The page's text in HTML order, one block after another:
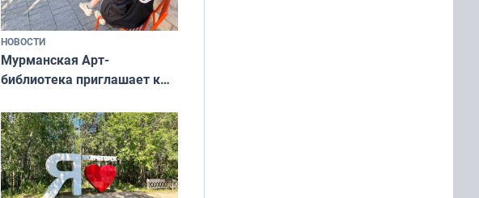
НОВОСТИ
Мурманская Арт-
библиотека приглашает к
и фотографов